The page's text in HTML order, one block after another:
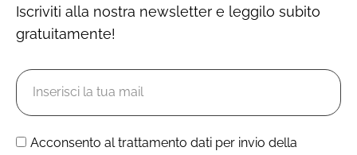
discipline, sono nate tutta una serie di
attività collaterali che ne sfruttano le basi
acquatiche, ma non solo. Qualche esempio?
Iscriviti alla nostra newsletter e leggilo subito
gratuitamente!
Acconsento al trattamento dati per invio della